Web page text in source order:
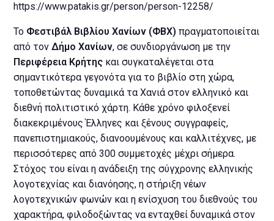
https://www.patakis.gr/person/person-12258/
Το Φεστιβάλ Βιβλίου Χανίων (ΦΒΧ) πραγματοποιείται
από τονΔήμο Χανίων, σε συνδιοργάνωση με την
Περιφέρεια Κρήτης και συγκαταλέγεται στα
σημαντικότερα γεγονότα για το βιβλίο στη χώρα,
τοποθετώντας δυναμικά τα Χανιά στον ελληνικό και
διεθνή πολιτιστικό χάρτη. Κάθε χρόνο φιλοξενεί
διακεκριμένους Έλληνες και ξένους συγγραφείς,
πανεπιστημιακούς, διανοουμένους και καλλιτέχνες, με
περισσότερες από 300 συμμετοχές μέχρι σήμερα.
Στόχος του είναι η ανάδειξη της σύγχρονης ελληνικής
λογοτεχνίας και διανόησης, η στήριξη νέων
λογοτεχνικών φωνών και η ενίσχυση του διεθνούς του
χαρακτήρα, φιλοδοξώντας να ενταχθεί δυναμικά στον